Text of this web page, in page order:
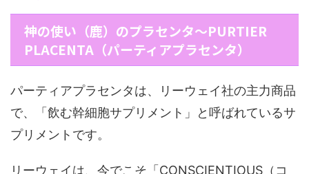
神の使い（鹿）のプラセンタ～PURTIER
PLACENTA（パーティアプラセンタ）
パーティアプラセンタは、リーウェイ社の主力商品
で、「飲む幹細胞サプリメント」と呼ばれているサ
プリメントです。
リーウェイは、今でこそ「CONSCIENTIOUS（コ